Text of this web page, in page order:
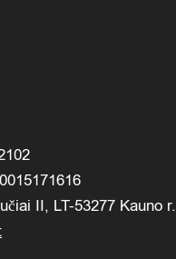
II, LT-53277 Kauno r.